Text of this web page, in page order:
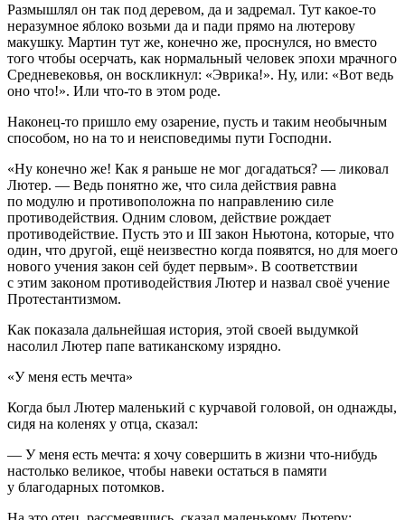
Размышлял он так под деревом, да и задремал. Тут какое-то
неразумное яблоко возьми да и пади прямо на лютерову
макушку. Мартин тут же, конечно же, проснулся, но вместо
того чтобы осерчать, как нормальный человек эпохи мрачного
Средневековья, он воскликнул: «Эврика!». Ну, или: «Вот ведь
оно что!». Или что-то в этом роде.
Наконец-то пришло ему озарение, пусть и таким необычным
способом, но на то и неисповедимы пути Господни.
«Ну конечно же! Как я раньше не мог догадаться? — ликовал
Лютер. — Ведь понятно же, что сила действия равна
по модулю и противоположна по направлению силе
противодействия. Одним словом, действие рождает
противодействие. Пусть это и III закон Ньютона, которые, что
один, что другой, ещё неизвестно когда появятся, но для моего
нового учения закон сей будет первым». В соответствии
с этим законом противодействия Лютер и назвал своё учение
Протестантизмом.
Как показала дальнейшая история, этой своей выдумкой
насолил Лютер папе ватиканскому изрядно.
«У меня есть мечта»
Когда был Лютер маленький с курчавой головой, он однажды,
сидя на коленях у отца, сказал:
— У меня есть мечта: я хочу совершить в жизни что-нибудь
настолько великое, чтобы навеки остаться в памяти
у благодарных потомков.